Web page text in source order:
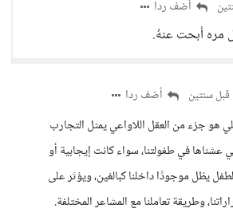
أضف ردا
مره أبحت عنهُ.
قبل سنتين
أضف ردا
هو جزء من العقل اللاواعي يمثل التجارب
عشناها في طفولتنا، سواء كانت إيجابية أو
يظل موجودًا داخلنا كبالغين، ويؤثر على
وطريقة تعاملنا مع المشاعر المختلفة.